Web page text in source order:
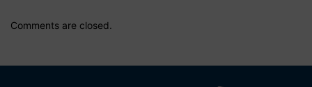
Comments are closed.